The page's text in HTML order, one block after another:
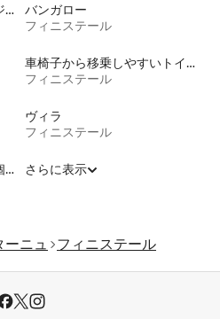
自然を満喫できるエコロッジの宿泊施設
バンガロー
フィニステール
車椅子から移乗しやすいトイレ付きの宿泊施設
フィニステール
ヴィラ
フィニステール
泊まれるバス・トイレ付き個室
さらに表示
ーニュ
フィニステール